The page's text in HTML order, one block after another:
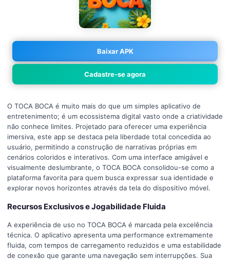
Baixar APK
Cadastre-se agora
O TOCA BOCA é muito mais do que um simples aplicativo de
entretenimento; é um ecossistema digital vasto onde a criatividade
não conhece limites. Projetado para oferecer uma experiência
imersiva, este app se destaca pela liberdade total concedida ao
usuário, permitindo a construção de narrativas próprias em
cenários coloridos e interativos. Com uma interface amigável e
visualmente deslumbrante, o TOCA BOCA consolidou-se como a
plataforma favorita para quem busca expressar sua identidade e
explorar novos horizontes através da tela do dispositivo móvel.
Recursos Exclusivos e Jogabilidade Fluida
A experiência de uso no TOCA BOCA é marcada pela excelência
técnica. O aplicativo apresenta uma performance extremamente
fluida, com tempos de carregamento reduzidos e uma estabilidade
de conexão que garante uma navegação sem interrupções. Sua